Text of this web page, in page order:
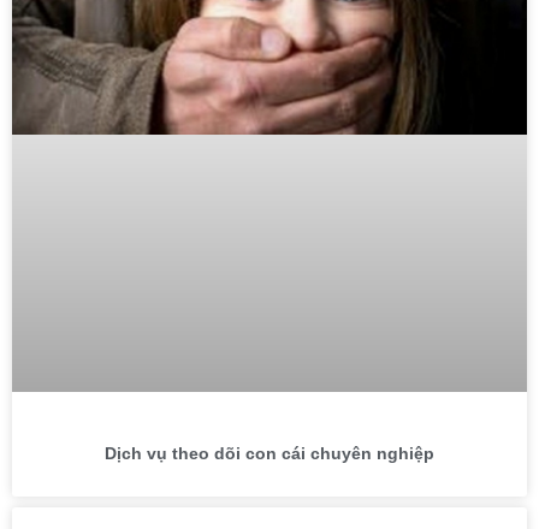
Dịch vụ theo dõi con cái chuyên nghiệp